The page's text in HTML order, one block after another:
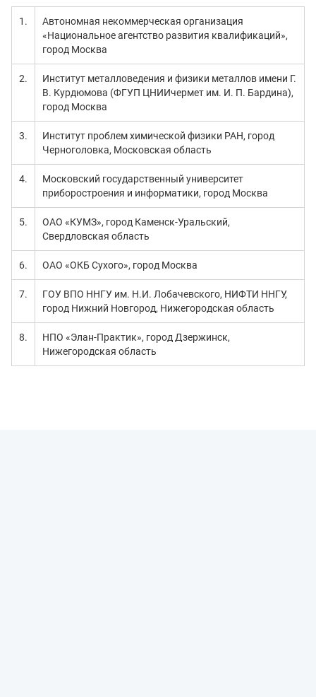
1.
Автономная некоммерческая организация
«Национальное агентство развития квалификаций»,
город Москва
2.
Институт металловедения и физики металлов имени Г.
В. Курдюмова (ФГУП ЦНИИчермет им. И. П. Бардина),
город Москва
3.
Институт проблем химической физики РАН, город
Черноголовка, Московская область
4.
Московский государственный университет
приборостроения и информатики, город Москва
5.
ОАО «КУМЗ», город Каменск-Уральский,
Свердловская область
6. ОАО «ОКБ Сухого», город Москва
7.
ГОУ ВПО ННГУ им. Н.И. Лобачевского, НИФТИ ННГУ,
город Нижний Новгород, Нижегородская область
8.
НПО «Элан-Практик», город Дзержинск,
Нижегородская область